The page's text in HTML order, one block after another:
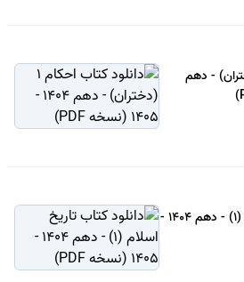
احکام 1 (دختران) - دهم
دانلود کتاب تاریخ اسلام (1) - دهم 1404 -